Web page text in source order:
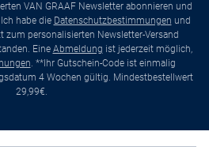
VAN GRAAF Newsletter abonnieren und
habe die Datenschutzbestimmungen und
zum personalisierten Newsletter-Versand
Eine Abmeldung ist jederzeit möglich,
. **Ihr Gutschein-Code ist einmalig
4 Wochen gültig. Mindestbestellwert
29,99€.